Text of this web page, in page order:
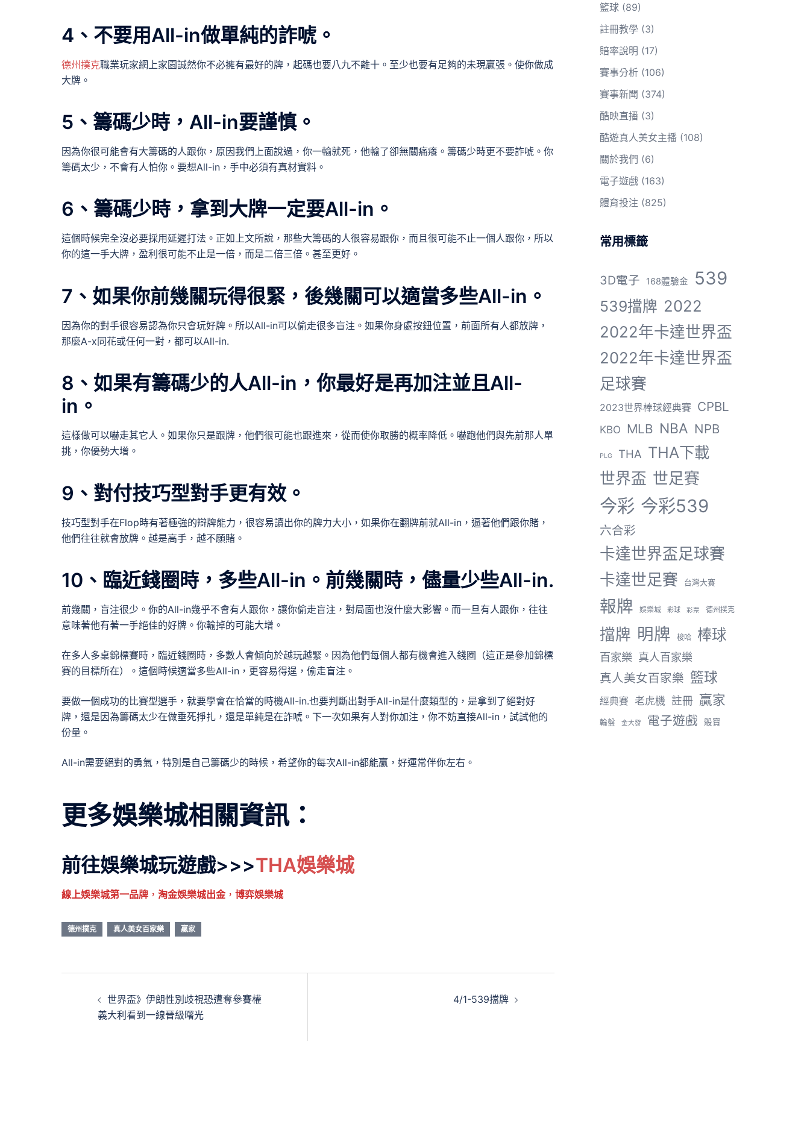
4、不要用All-in做單純的詐唬。
德州撲克職業玩家網上家園誠然你不必擁有最好的牌，起碼也要八九不離十。至少也要有足夠的未現贏張。使你做成
大牌。
5、籌碼少時，All-in要謹慎。
因為你很可能會有大籌碼的人跟你，原因我們上面說過，你一輸就死，他輸了卻無關痛癢。籌碼少時更不要詐唬。你
籌碼太少，不會有人怕你。要想All-in，手中必須有真材實料。
6、籌碼少時，拿到大牌一定要All-in。
這個時候完全沒必要採用延遲打法。正如上文所說，那些大籌碼的人很容易跟你，而且很可能不止一個人跟你，所以
你的這一手大牌，盈利很可能不止是一倍，而是二倍三倍。甚至更好。
7、如果你前幾關玩得很緊，後幾關可以適當多些All-in。
因為你的對手很容易認為你只會玩好牌。所以All-in可以偷走很多盲注。如果你身處按鈕位置，前面所有人都放牌，
那麼A-x同花或任何一對，都可以All-in.
8、如果有籌碼少的人All-in，你最好是再加注並且All-
in。
這樣做可以嚇走其它人。如果你只是跟牌，他們很可能也跟進來，從而使你取勝的概率降低。嚇跑他們與先前那人單
挑，你優勢大增。
9、對付技巧型對手更有效。
技巧型對手在Flop時有著極強的辯牌能力，很容易讀出你的牌力大小，如果你在翻牌前就All-in，逼著他們跟你賭，
他們往往就會放牌。越是高手，越不願賭。
10、臨近錢圈時，多些All-in。前幾關時，儘量少些All-in.
前幾關，盲注很少。你的All-in幾乎不會有人跟你，讓你偷走盲注，對局面也沒什麼大影響。而一旦有人跟你，往往
意味著他有著一手絕佳的好牌。你輸掉的可能大增。
在多人多桌錦標賽時，臨近錢圈時，多數人會傾向於越玩越緊。因為他們每個人都有機會進入錢圈（這正是參加錦標
賽的目標所在）。這個時候適當多些All-in，更容易得逞，偷走盲注。
要做一個成功的比賽型選手，就要學會在恰當的時機All-in.也要判斷出對手All-in是什麼類型的，是拿到了絕對好
牌，還是因為籌碼太少在做垂死掙扎，還是單純是在詐唬。下一次如果有人對你加注，你不妨直接All-in，試試他的
份量。
All-in需要絕對的勇氣，特別是自己籌碼少的時候，希望你的每次All-in都能贏，好運常伴你左右。
更多娛樂城相關資訊：
前往娛樂城玩遊戲>>>THA娛樂城
線上娛樂城第一品牌 ， 淘金娛樂城出金 ， 博弈娛樂城
德州撲克 真人美女百家樂 贏家
世界盃》伊朗性別歧視恐遭奪參賽權
義大利看到一線晉級曙光
4/1-539擋牌
籃球(89)
註冊教學(3)
賠率說明 (17)
賽事分析(106)
賽事新聞 (374)
酷映直播(3)
酷遊真人美女主播(108)
關於我們 (6)
電子遊戲(163)
體育投注 (825)
常用標籤
3D電子 168體驗金 539
539擋牌 2022
2022年卡達世界盃
2022年卡達世界盃
足球賽
2023世界棒球經典賽 CPBL
KBO MLB NBA NPB
PLG THA THA下載
世界盃 世足賽
今彩 今彩539
六合彩
卡達世界盃足球賽
卡達世足賽
台灣大賽
報牌 娛樂城 彩球 彩票 德州撲克
擋牌 明牌 梭哈 棒球
百家樂 真人百家樂
真人美女百家樂 籃球
經典賽 老虎機 註冊 贏家
輪盤 金大發 電子遊戲 骰寶